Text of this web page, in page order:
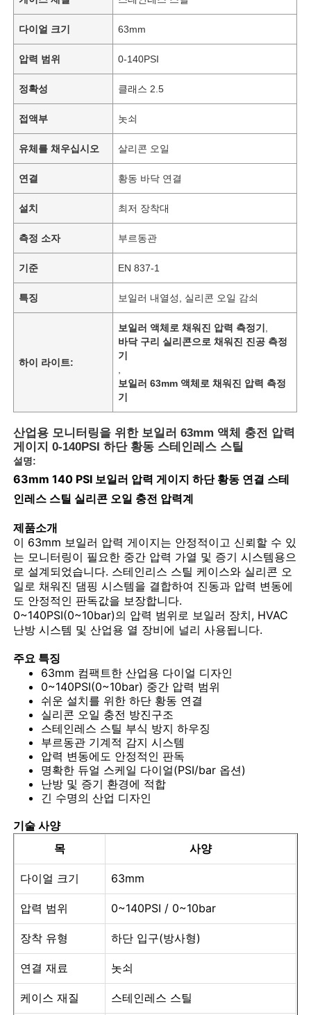
홈
제품 소개
회사 소개
공장 투어
품질 관리
연락처
견적 요청
충격 방지 압력 측정기
온도 및 압력 게이지
다이얼 크기 63mm
압력 범위 0-140PSI
정확성 클래스 2.5
접액부 놋쇠
유체를 채우십시오 살리콘 오일
연결 황동 바닥 연결
설치 최저 장착대
측정 소자 부르동관
기준 EN 837-1
특징 보일러 내열성, 실리콘 오일 감쇠
하이 라이트:
보일러 액체로 채워진 압력 측정기
바닥 구리 실리콘으로 채워진 진공 측정
기
보일러 63mm 액체로 채워진 압력 측정
기
산업용 모니터링을 위한 보일러 63mm 액체 충전 압력
게이지 0-140PSI 하단 황동 스테인레스 스틸
설명:
63mm 140 PSI 보일러 압력 게이지 하단 황동 연결 스테
인레스 스틸 실리콘 오일 충전 압력계
제품소개
이 63mm 보일러 압력 게이지는 안정적이고 신뢰할 수 있
는 모니터링이 필요한 중간 압력 가열 및 증기 시스템용으
로 설계되었습니다. 스테인리스 스틸 케이스와 실리콘 오
일로 채워진 댐핑 시스템을 결합하여 진동과 압력 변동에
도 안정적인 판독값을 보장합니다.
0~140PSI(0~10bar)의 압력 범위로 보일러 장치, HVAC
난방 시스템 및 산업용 열 장비에 널리 사용됩니다.
주요 특징
63mm 컴팩트한 산업용 다이얼 디자인
0~140PSI(0~10bar) 중간 압력 범위
쉬운 설치를 위한 하단 황동 연결
실리콘 오일 충전 방진구조
스테인레스 스틸 부식 방지 하우징
부르동관 기계적 감지 시스템
압력 변동에도 안정적인 판독
명확한 듀얼 스케일 다이얼(PSI/bar 옵션)
난방 및 증기 환경에 적합
긴 수명의 산업 디자인
기술 사양
목
사양
다이얼 크기 63mm
압력 범위 0~140PSI / 0~10bar
장착 유형 하단 입구(방사형)
연결 재료 놋쇠
케이스 재질 스테인레스 스틸